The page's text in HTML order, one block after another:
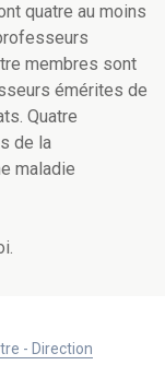
quatre au moins
membres sont
émérites de
Quatre
de la
maladie
- Direction